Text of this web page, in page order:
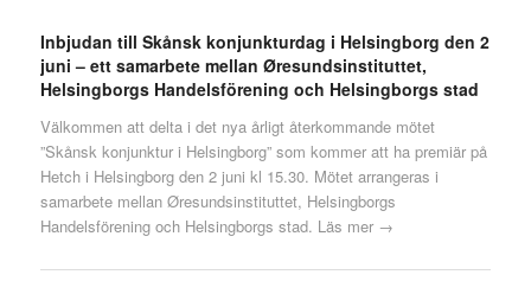
Inbjudan till Skånsk konjunkturdag i Helsingborg den 2
juni – ett samarbete mellan Øresundsinstituttet,
Helsingborgs Handelsförening och Helsingborgs stad
Välkommen att delta i det nya årligt återkommande mötet
”Skånsk konjunktur i Helsingborg” som kommer att ha premiär på
Hetch i Helsingborg den 2 juni kl 15.30. Mötet arrangeras i
samarbete mellan Øresundsinstituttet, Helsingborgs
Handelsförening och Helsingborgs stad. Läs mer →